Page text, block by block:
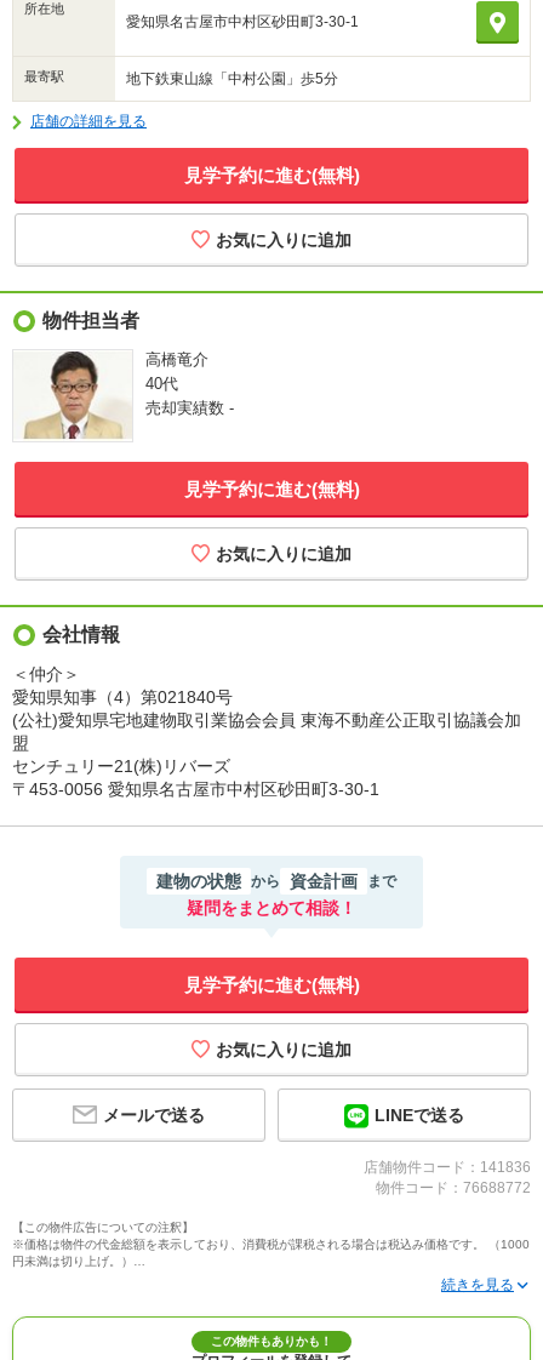
所在地
愛知県名古屋市中村区砂田町3-30-1
最寄駅 地下鉄東山線「中村公園」歩5分
店舗の詳細を見る
見学予約に進む(無料)
物件担当者
高橋竜介
40代
売却実績数 -
見学予約に進む(無料)
会社情報
＜仲介＞
愛知県知事（4）第021840号
(公社)愛知県宅地建物取引業協会会員 東海不動産公正取引協議会加
盟
センチュリー21(株)リバーズ
〒453-0056 愛知県名古屋市中村区砂田町3-30-1
建物の状態 から 資金計画 まで
疑問をまとめて相談！
見学予約に進む(無料)
メールで送る LINEで送る
店舗物件コード：141836
物件コード：76688772
【この物件広告についての注釈】
※価格は物件の代金総額を表示しており、消費税が課税される場合は税込み価格です。 （1000
円未満は切り上げ。）
※写真に写っている、またはパース（絵）や間取り図に描かれている家具や車などは、特にコ
※建築条件付き土地価格には、建物価格は含まれません。
※物件情報は、原則として情報提供日の２日前に最終確認した情報です。
この物件もありかも！